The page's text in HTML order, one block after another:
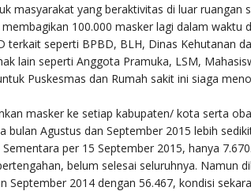
masyarakat yang beraktivitas di luar ruangan
100.000 masker lagi dalam
terkait seperti BPBD, BLH, Dinas Kehutanan
lain seperti Anggota Pramuka, LSM,
Puskesmas dan Rumah sakit ini siaga
masker ke setiap kabupaten/ kota serta
bulan Agustus dan September 2015 lebih
per 15 September 2015, hanya 7.670.
belum selesai seluruhnya. Namun
September 2014 dengan 56.467, kondisi